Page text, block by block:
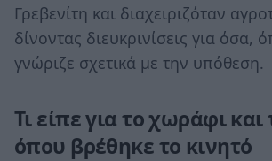
Γρεβενίτη και διαχειριζόταν
δίνοντας διευκρινίσεις για όσα,
γνώριζε σχετικά με την υπόθεση.
Τι είπε για το χωράφι και
όπου βρέθηκε το κινητό